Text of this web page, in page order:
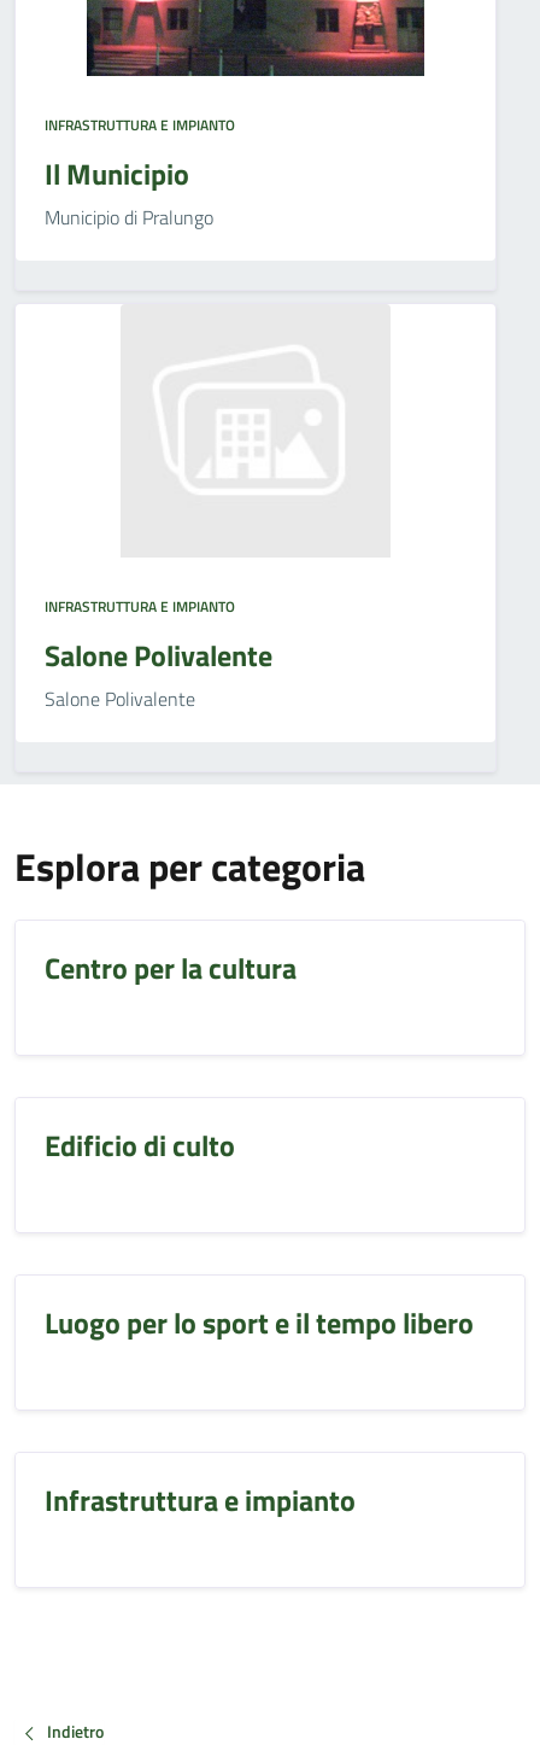
INFRASTRUTTURA E IMPIANTO
Il Municipio
Municipio di Pralungo
INFRASTRUTTURA E IMPIANTO
Salone Polivalente
Salone Polivalente
Esplora per categoria
Centro per la cultura
Edificio di culto
Luogo per lo sport e il tempo libero
Infrastruttura e impianto
Indietro